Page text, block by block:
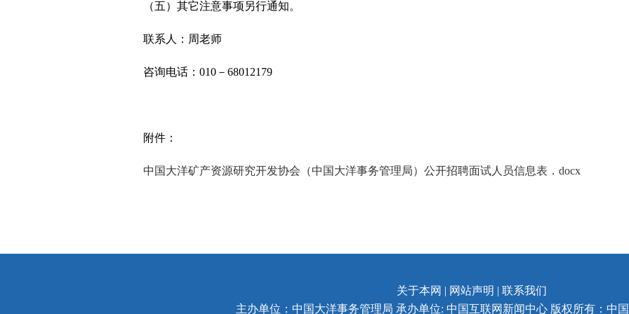
（五）其它注意事项另行通知。
联系人：周老师
咨询电话：010－68012179
附件：
中国大洋矿产资源研究开发协会（中国大洋事务管理局）公开招聘面试人员信息表．docx
关于本网 | 网站声明 | 联系我们
主办单位：中国大洋事务管理局 承办单位: 中国互联网新闻中心 版权所有：中